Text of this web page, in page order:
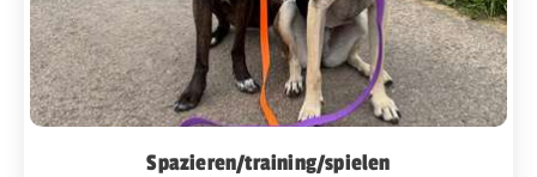
Spazieren/training/spielen